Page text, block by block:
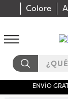
Colore
¿QUÉ BUSCAS?
ENVÍO